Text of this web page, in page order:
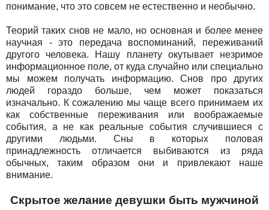
понимание, что это совсем не естественно и необычно.
Теорий таких снов не мало, но основная и более менее
научная - это передача воспоминаний, переживаний
другого человека. Нашу планету окутывает незримое
информационное поле, от куда случайно или специально
мы можем получать информацию. Снов про других
людей гораздо больше, чем может показаться
изначально. К сожалению мы чаще всего принимаем их
как собственные переживания или воображаемые
события, а не как реальные события случившиеся с
другими людьми. Сны в которых половая
принадлежность отличается выбиваются из ряда
обычных, таким образом они и привлекают наше
внимание.
Скрытое желание девушки быть мужчиной